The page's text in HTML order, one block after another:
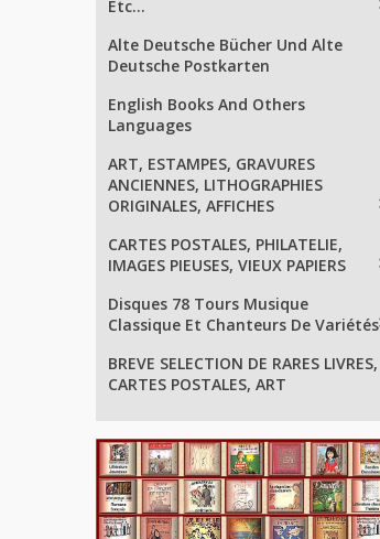
Etc...
Alte Deutsche Bücher Und Alte
Deutsche Postkarten
English Books And Others
Languages
ART, ESTAMPES, GRAVURES
ANCIENNES, LITHOGRAPHIES
ORIGINALES, AFFICHES
CARTES POSTALES, PHILATELIE,
IMAGES PIEUSES, VIEUX PAPIERS
Disques 78 Tours Musique
Classique Et Chanteurs De Variétés
BREVE SELECTION DE RARES LIVRES,
CARTES POSTALES, ART